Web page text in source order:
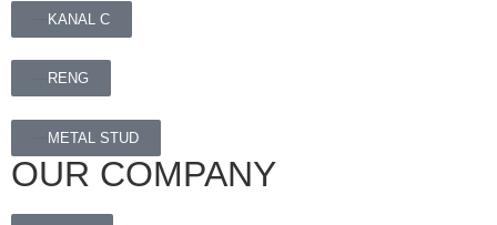
KANAL C
RENG
METAL STUD
OUR COMPANY